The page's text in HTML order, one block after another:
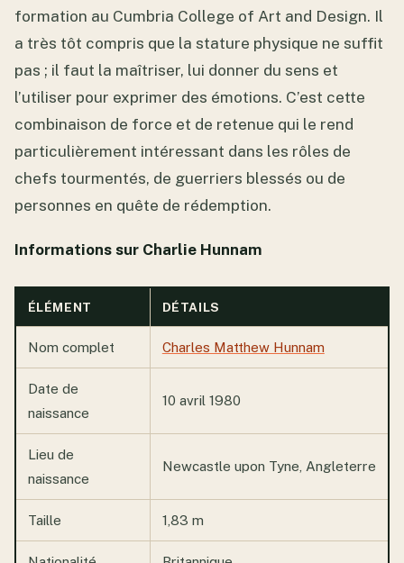
formation au Cumbria College of Art and Design. Il
a très tôt compris que la stature physique ne suffit
pas ; il faut la maîtriser, lui donner du sens et
l’utiliser pour exprimer des émotions. C’est cette
combinaison de force et de retenue qui le rend
particulièrement intéressant dans les rôles de
chefs tourmentés, de guerriers blessés ou de
personnes en quête de rédemption.
Informations sur Charlie Hunnam
ÉLÉMENT DÉTAILS
Nom complet Charles Matthew Hunnam
Date de
naissance
10 avril 1980
Lieu de
naissance
Newcastle upon Tyne, Angleterre
Taille 1,83 m